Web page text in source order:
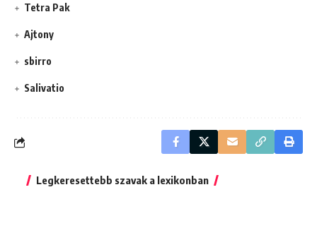
Tetra Pak
Ajtony
sbirro
Salivatio
Legkeresettebb szavak a lexikonban